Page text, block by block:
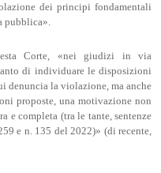
dei principi fondamentali
pubblica».
Corte, «nei giudizi in via
di individuare le disposizioni
denuncia la violazione, ma anche
proposte, una motivazione non
e completa (tra le tante, sentenze
e n. 135 del 2022)» (di recente,